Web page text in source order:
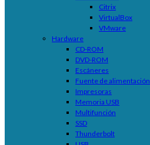
Citrix
VirtualBox
VMware
Hardware
CD-ROM
DVD-ROM
Escáneres
Fuente de alimentación
Impresoras
Memoria USB
Multifunción
SSD
Thunderbolt